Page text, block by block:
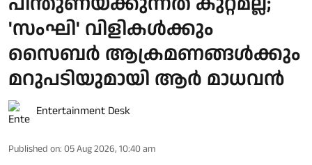
'സംഘി' വിളികൾക്കും
സൈബർ ആക്രമണങ്ങൾക്കും
മറുപടിയുമായി ആർ മാധവൻ
Entertainment Desk
Published on: 05 Aug 2026, 10:40 am